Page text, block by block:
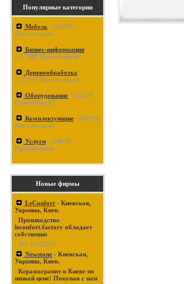
Популярные категории
Мебель (24239
Просмотров)
Бизнес-информация
(17880 Просмотров)
Деревообработка
(17767 Просмотров)
Оборудование (16379
Просмотров)
Комплектующие (16293
Просмотров)
Услуги (14876
Просмотров)
Новые фирмы
LeConfort - Киевская,
Украина, Киев.
Производство
leconfort.factory обладает
собственно
(03-19-2021)
Newstone - Киевская,
Украина, Киев.
Керамогранит в Киеве по
низкой цене! Покупая с нам